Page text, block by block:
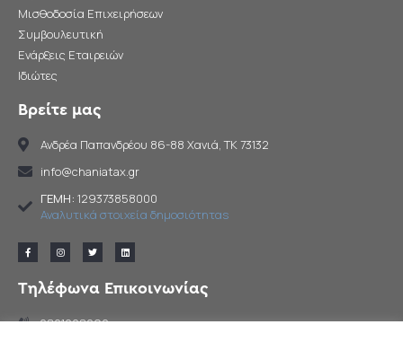
Μισθοδοσία Επιχειρήσεων
Συμβουλευτική
Ενάρξεις Εταιρειών
Ιδιώτες
Βρείτε μας
Ανδρέα Παπανδρέου 86-88 Χανιά, TK 73132
info@chaniatax.gr
ΓΕΜΗ: 129373858000
Αναλυτικά στοιχεία δημοσιότηταs
Τηλέφωνα Επικοινωνίας
2821028292